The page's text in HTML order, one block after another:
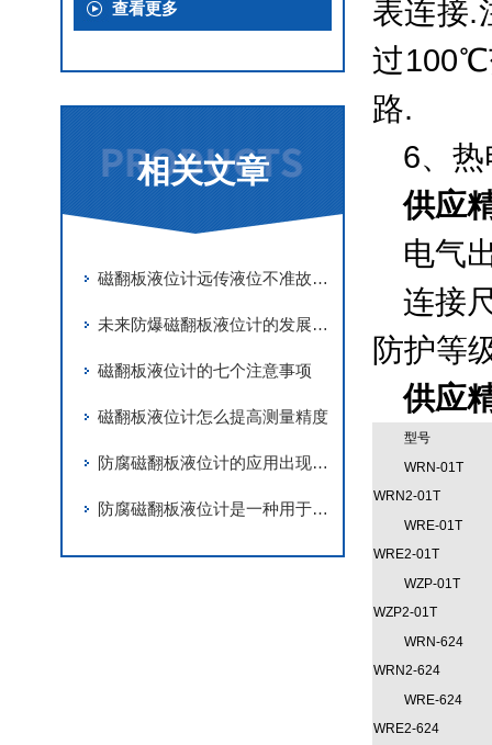
查看更多
相关文章
磁翻板液位计远传液位不准故障分析
未来防爆磁翻板液位计的发展趋势和展望包括以下几个方面
磁翻板液位计的七个注意事项
磁翻板液位计怎么提高测量精度
防腐磁翻板液位计的应用出现失准问题的原因分析
防腐磁翻板液位计是一种用于测量液体或粉末物料的液位高度的仪器
表连接.
过100℃
路.
6、
供应
电气
连接
防护等
供应
型号
WRN-01T
WRN2-01T
WRE-01T
WRE2-01T
WZP-01T
WZP2-01T
WRN-624
WRN2-624
WRE-624
WRE2-624